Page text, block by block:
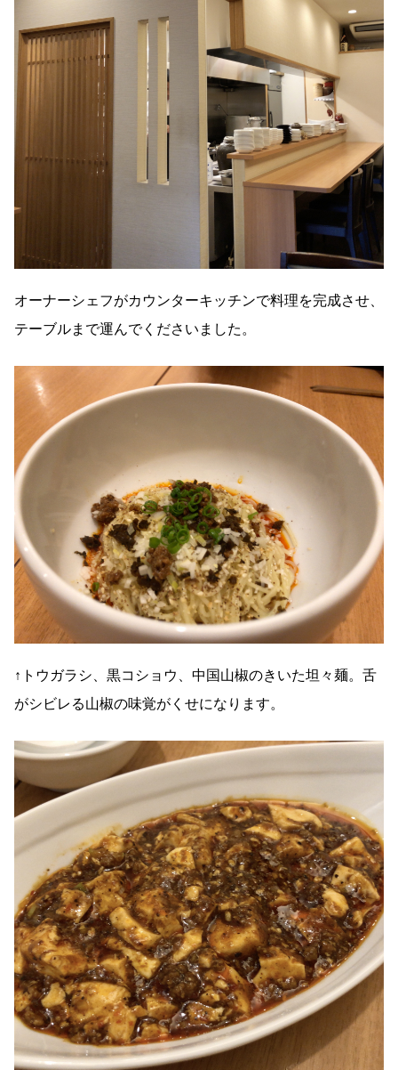
オーナーシェフがカウンターキッチンで料理を完成させ、
テーブルまで運んでくださいました。
↑トウガラシ、黒コショウ、中国山椒のきいた坦々麺。舌
がシビレる山椒の味覚がくせになります。